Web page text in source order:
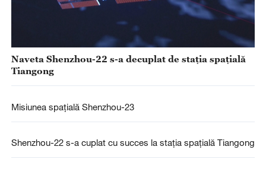
Naveta Shenzhou-22 s-a decuplat de stația spațială
Tiangong
Misiunea spațială Shenzhou-23
Shenzhou-22 s-a cuplat cu succes la stația spațială Tiangong